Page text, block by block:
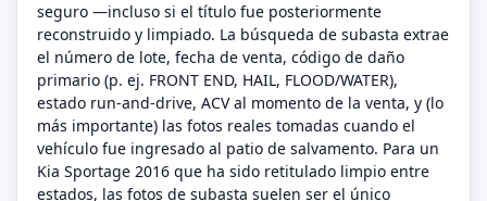
seguro —incluso si el título fue posteriormente
reconstruido y limpiado. La búsqueda de subasta extrae
el número de lote, fecha de venta, código de daño
primario (p. ej. FRONT END, HAIL, FLOOD/WATER),
estado run-and-drive, ACV al momento de la venta, y (lo
más importante) las fotos reales tomadas cuando el
vehículo fue ingresado al patio de salvamento. Para un
Kia Sportage 2016 que ha sido retitulado limpio entre
estados, las fotos de subasta suelen ser el único